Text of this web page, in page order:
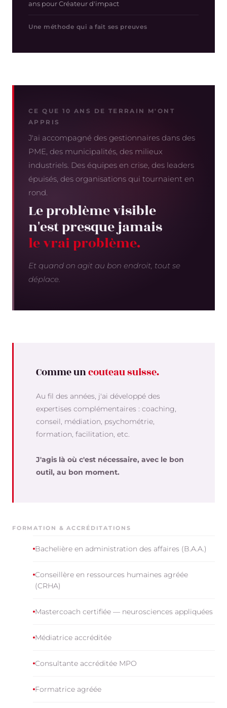
ans pour Créateur d'impact
Une méthode qui a fait ses preuves
CE QUE 10 ANS DE TERRAIN M'ONT
APPRIS
J'ai accompagné des gestionnaires dans des
PME, des municipalités, des milieux
industriels. Des équipes en crise, des leaders
épuisés, des organisations qui tournaient en
rond.
Le problème visible
n'est presque jamais
le vrai problème.
Et quand on agit au bon endroit, tout se
déplace.
Comme uncouteau suisse.
Au fil des années, j'ai développé des
expertises complémentaires : coaching,
conseil, médiation, psychométrie,
formation, facilitation, etc.
J'agis là où c'est nécessaire, avec le bon
outil, au bon moment.
FORMATION & ACCRÉDITATIONS
Bachelière en administration des affaires (B.A.A.)
Conseillère en ressources humaines agréée
(CRHA)
Mastercoach certifiée — neurosciences appliquées
Médiatrice accréditée
Consultante accréditée MPO
Formatrice agréée